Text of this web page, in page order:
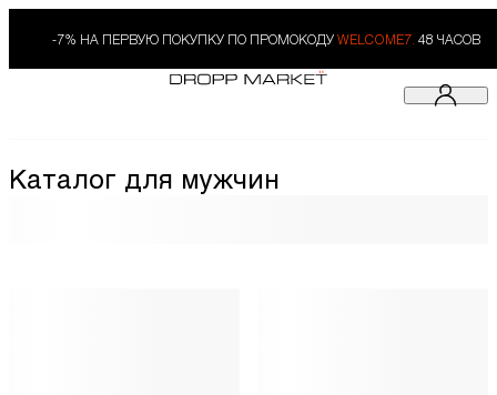
-7% НА ПЕРВУЮ ПОКУПКУ ПО ПРОМОКОДУ WELCOME7. 48 ЧАСОВ
Каталог для мужчин